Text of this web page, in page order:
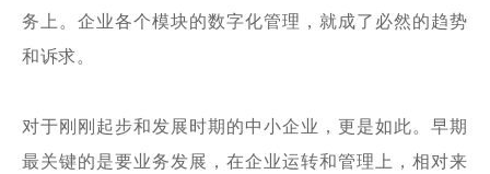
务上。企业各个模块的数字化管理，就成了必然的趋势
和诉求。
对于刚刚起步和发展时期的中小企业，更是如此。早期
最关键的是要业务发展，在企业运转和管理上，相对来